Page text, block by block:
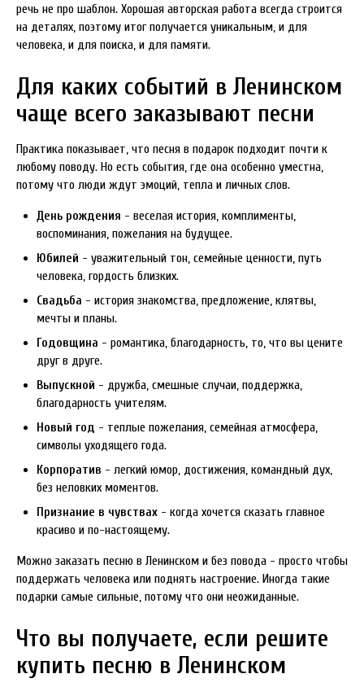
речь не про шаблон. Хорошая авторская работа всегда строится
на деталях, поэтому итог получается уникальным, и для
человека, и для поиска, и для памяти.
Для каких событий в Ленинском
чаще всего заказывают песни
Практика показывает, что песня в подарок подходит почти к
любому поводу. Но есть события, где она особенно уместна,
потому что люди ждут эмоций, тепла и личных слов.
День рождения - веселая история, комплименты,
воспоминания, пожелания на будущее.
Юбилей - уважительный тон, семейные ценности, путь
человека, гордость близких.
Свадьба - история знакомства, предложение, клятвы,
мечты и планы.
Годовщина - романтика, благодарность, то, что вы цените
друг в друге.
Выпускной - дружба, смешные случаи, поддержка,
благодарность учителям.
Новый год - теплые пожелания, семейная атмосфера,
символы уходящего года.
Корпоратив - легкий юмор, достижения, командный дух,
без неловких моментов.
Признание в чувствах - когда хочется сказать главное
красиво и по-настоящему.
Можно заказать песню в Ленинском и без повода - просто чтобы
поддержать человека или поднять настроение. Иногда такие
подарки самые сильные, потому что они неожиданные.
Что вы получаете, если решите
купить песню в Ленинском